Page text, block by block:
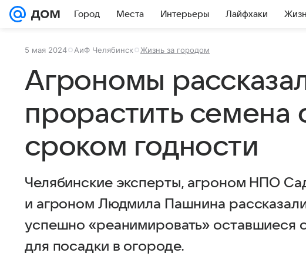
Город Места Интерьеры Лайфхаки
5 мая 2024 АиФ Челябинск Жизнь за городом
Агрономы
прорастить семена
сроком годности
Челябинские эксперты, агроном НПО
и агроном Людмила Пашнина
успешно «реанимировать» оставшиеся
для посадки в огороде.